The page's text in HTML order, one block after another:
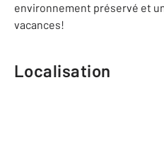
environnement préservé et
vacances!
Localisation